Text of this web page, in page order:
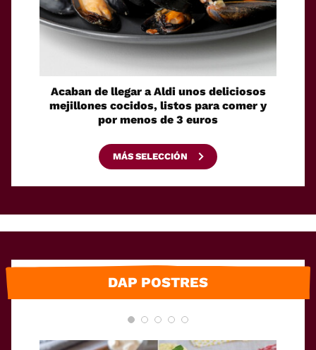
Acaban de llegar a Aldi unos deliciosos
mejillones cocidos, listos para comer y
por menos de 3 euros
MÁS SELECCIÓN
DAP POSTRES